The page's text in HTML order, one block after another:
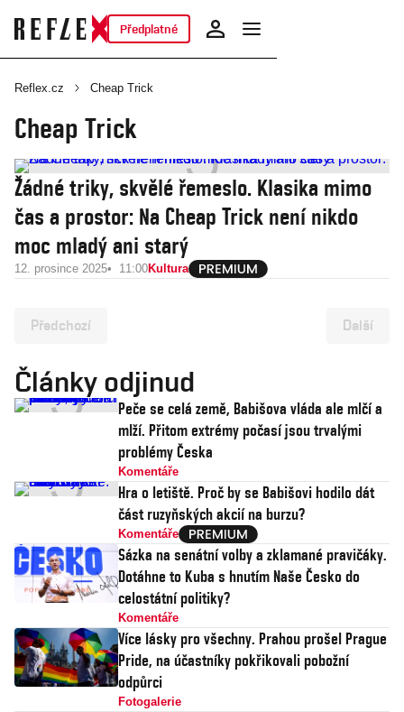
Předplatné
Reflex.cz Cheap Trick
Cheap Trick
Žádné triky, skvělé řemeslo. Klasika mimo
čas a prostor: Na Cheap Trick není nikdo
moc mladý ani starý
12. prosince 2025 11:00Kultura
Předchozí Další
Články odjinud
Peče se celá země, Babišova vláda ale mlčí a
mlží. Přitom extrémy počasí jsou trvalými
problémy Česka
Komentáře
Hra o letiště. Proč by se Babišovi hodilo dát
část ruzyňských akcií na burzu?
Komentáře
Sázka na senátní volby a zklamané pravičáky.
Dotáhne to Kuba s hnutím Naše Česko do
celostátní politiky?
Komentáře
Více lásky pro všechny. Prahou prošel Prague
Pride, na účastníky pokřikovali pobožní
odpůrci
Fotogalerie